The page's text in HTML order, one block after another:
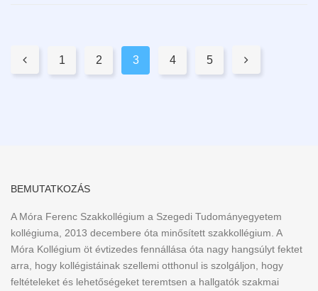
Pages:
 1 2 3 4 5 
BEMUTATKOZÁS
A Móra Ferenc Szakkollégium a Szegedi Tudományegyetem
kollégiuma, 2013 decembere óta minősített szakkollégium. A
Móra Kollégium öt évtizedes fennállása óta nagy hangsúlyt fektet
arra, hogy kollégistáinak szellemi otthonul is szolgáljon, hogy
feltételeket és lehetőségeket teremtsen a hallgatók szakmai